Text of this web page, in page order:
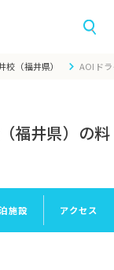
（福井県） AOIド
福井県）の料
施設 アクセス